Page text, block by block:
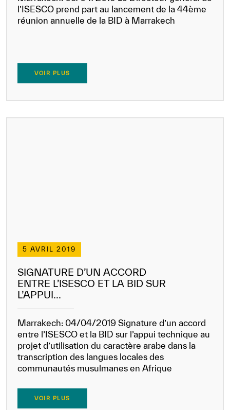
l’ISESCO prend part au lancement de la 44ème
réunion annuelle de la BID à Marrakech
VOIR PLUS
5 AVRIL 2019
SIGNATURE D’UN ACCORD
ENTRE L’ISESCO ET LA BID SUR
L’APPUI...
Marrakech: 04/04/2019 Signature d’un accord
entre l’ISESCO et la BID sur l’appui technique au
projet d’utilisation du caractère arabe dans la
transcription des langues locales des
communautés musulmanes en Afrique
VOIR PLUS